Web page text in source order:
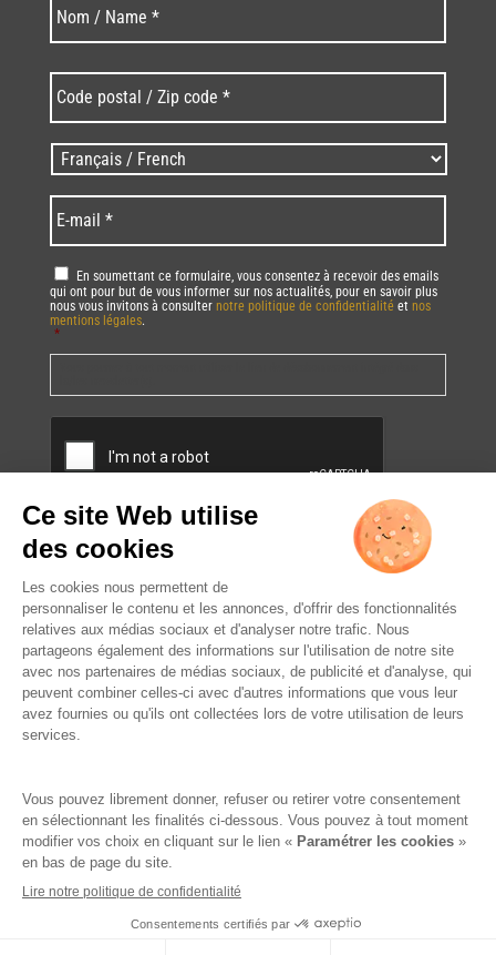
postal
/
Zip
code
* *
Langues
/
Language *
mail *
RGPD *
En soumettant ce formulaire, vous consentez à recevoir des emails
qui ont pour but de vous informer sur nos actualités, pour en savoir plus
nous vous invitons à consulter notre politique de confidentialité et nos
mentions légales.
*
MODÉRATION.
Famille Lafage
RGPD – Politique de confidentialité